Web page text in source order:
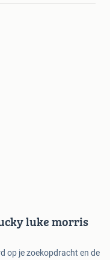
luke morris
op je zoekopdracht en de